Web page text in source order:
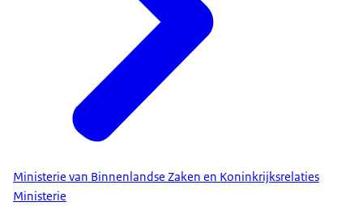
Ministerie van Binnenlandse Zaken en Koninkrijksrelaties
Ministerie